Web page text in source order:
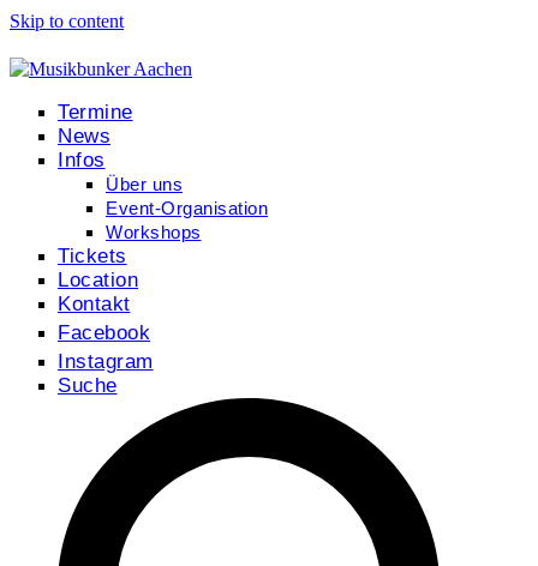
Skip to content
Termine
News
Infos
Über uns
Event-Organisation
Workshops
Tickets
Location
Kontakt
Facebook
Instagram
Suche